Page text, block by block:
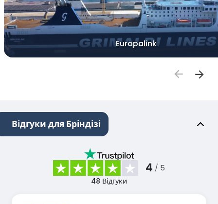
Europalink
Відгуки для Бріндізі
4 / 5
48 Відгуки